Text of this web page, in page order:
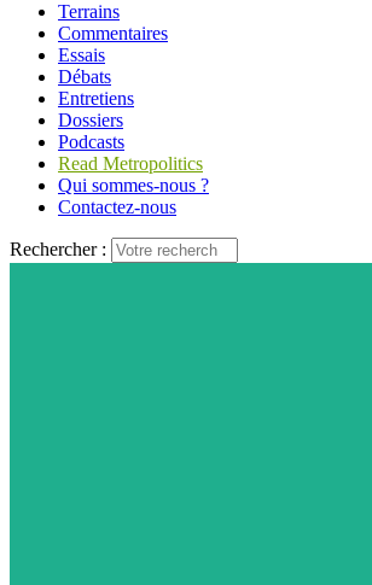
Terrains
Commentaires
Essais
Débats
Entretiens
Dossiers
Podcasts
Read Metropolitics
Qui sommes-nous ?
Contactez-nous
Rechercher :